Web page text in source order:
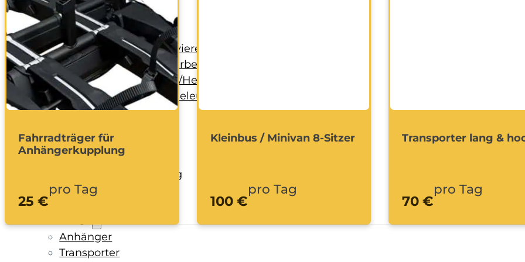
Holzbearbeitung
KFZ-Bereich
Rohbau/Ausbau/Renovieren
Stein-/Beton-/Pflasterarbeiten
Leitern/Böcke/Gerüste/Hebebühnen
Messwerkzeuge und Beleuchtung
Umzug und Reinigung
Baustelle
Baustellenabsicherung
Bagger
Anhänger
Transporter
Fahrradträger für
Anhängerkupplung
25 €
pro Tag
Kleinbus / Minivan 8-Sitzer
100 €
pro Tag
Transporter lang &
70 €
pro Tag